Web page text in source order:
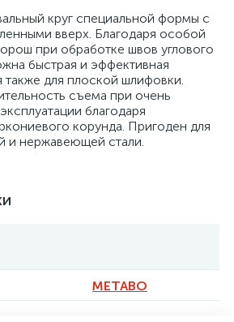
круг специальной формы с
вверх. Благодаря особой
при обработке швов углового
быстрая и эффективная
также для плоской шлифовки.
съема при очень
благодаря
корунда. Пригоден для
и нержавеющей стали.
METABO